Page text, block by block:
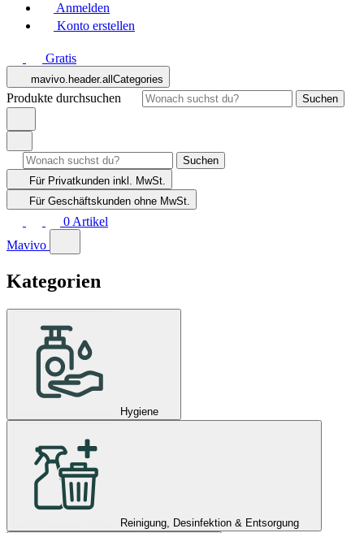
Anmelden
Konto erstellen
Gratis
mavivo.header.allCategories
Produkte durchsuchen Suchen
Suchen
Für Privatkunden inkl. MwSt.
Für Geschäftskunden ohne MwSt.
0 Artikel
Mavivo
Kategorien
Hygiene
Reinigung, Desinfektion & Entsorgung